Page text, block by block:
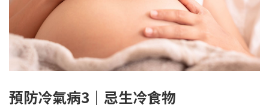
預防冷氣病3｜忌生冷食物